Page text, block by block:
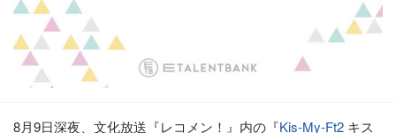
8月9日深夜、文化放送『レコメン！』内の『Kis-My-Ft2 キス